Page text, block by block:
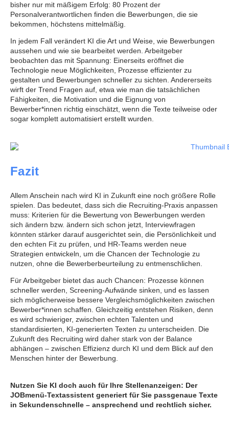
bisher nur mit mäßigem Erfolg: 80 Prozent der
Personalverantwortlichen finden die Bewerbungen, die sie
bekommen, höchstens mittelmäßig.
In jedem Fall verändert KI die Art und Weise, wie Bewerbungen
aussehen und wie sie bearbeitet werden. Arbeitgeber
beobachten das mit Spannung: Einerseits eröffnet die
Technologie neue Möglichkeiten, Prozesse effizienter zu
gestalten und Bewerbungen schneller zu sichten. Andererseits
wirft der Trend Fragen auf, etwa wie man die tatsächlichen
Fähigkeiten, die Motivation und die Eignung von
Bewerber*innen richtig einschätzt, wenn die Texte teilweise oder
sogar komplett automatisiert erstellt wurden.
Fazit
Allem Anschein nach wird KI in Zukunft eine noch größere Rolle
spielen. Das bedeutet, dass sich die Recruiting-Praxis anpassen
muss: Kriterien für die Bewertung von Bewerbungen werden
sich ändern bzw. ändern sich schon jetzt, Interviewfragen
könnten stärker darauf ausgerichtet sein, die Persönlichkeit und
den echten Fit zu prüfen, und HR-Teams werden neue
Strategien entwickeln, um die Chancen der Technologie zu
nutzen, ohne die Bewerberbeurteilung zu entmenschlichen.
Für Arbeitgeber bietet das auch Chancen: Prozesse können
schneller werden, Screening-Aufwände sinken, und es lassen
sich möglicherweise bessere Vergleichsmöglichkeiten zwischen
Bewerber*innen schaffen. Gleichzeitig entstehen Risiken, denn
es wird schwieriger, zwischen echten Talenten und
standardisierten, KI-generierten Texten zu unterscheiden. Die
Zukunft des Recruiting wird daher stark von der Balance
abhängen – zwischen Effizienz durch KI und dem Blick auf den
Menschen hinter der Bewerbung.
Nutzen Sie KI doch auch für Ihre Stellenanzeigen: Der
JOBmenü-Textassistent generiert für Sie passgenaue Texte
in Sekundenschnelle – ansprechend und rechtlich sicher.